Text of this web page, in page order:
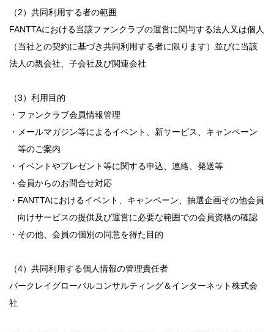
（2）共同利用する者の範囲
FANTTAにおける当該ファンクラブの運営に関与する法人又は個人
（当社との契約に基づき共同利用する者に限ります）並びに当該
法人の親会社、子会社及び関連会社
（3）利用目的
・ファンクラブ会員情報管理
・メールマガジン等によるイベント、新サービス、キャンペーン
等のご案内
・イベントやプレゼント等に関する申込、連絡、発送等
・会員からのお問合せ対応
・FANTTAにおけるイベント、キャンペーン、抽選企画その他会員
向けサービスの提供及び運営に必要な範囲での会員資格の確認
・その他、会員の個別の同意を得た目的
（4）共同利用する個人情報の管理責任者
バークレイグローバルコンサルティング＆インターネット株式会
社